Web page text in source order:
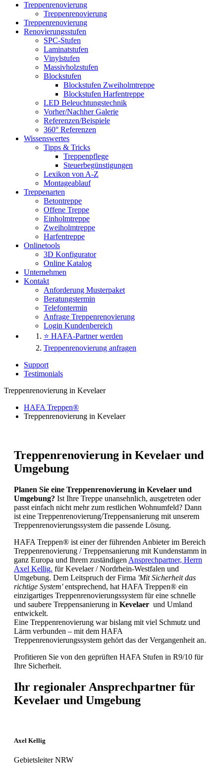
Treppenrenovierung
Treppenrenovierung
Treppenrenovierung
Renovierungsstufen
SPC-Stufen
Laminatstufen
Vinylstufen
Massivholzstufen
Blockstufen
Blockstufen Zweiholmtreppe
Blockstufen Harfentreppe
LED Beleuchtungstechnik
Vorher/Nachher Galerie
Referenzen/Beispiele
360° Referenzen
Wissenswertes
Tipps & Tricks
Treppenpflege
Steuerbegünstigungen
Lexikon von A-Z
Montageablauf
Treppenarten
Betontreppe
Offene Treppe
Einholmtreppe
Zweiholmtreppe
Harfentreppe
Onlinetools
3D Konfigurator
Online Katalog
Unternehmen
Kontakt
Anforderung Musterpaket
Beratungstermin
Telefontermin
Anfrage Treppenrenovierung
Login Kundenbereich
⭐ HAFA-Partner werden
Treppenrenovierung anfragen
Support
Testimonials
Treppenrenovierung in Kevelaer
HAFA Treppen®
Treppenrenovierung in Kevelaer
Treppenrenovierung in Kevelaer und
Umgebung
Planen Sie eine Treppenrenovierung in Kevelaer und
Umgebung? Ist Ihre Treppe unansehnlich, ausgetreten oder
passt einfach nicht mehr zum restlichen Wohnumfeld? Dann
ist eine Treppenrenovierung/Treppensanierung mit unserem
Treppenrenovierungssystem die passende Lösung.
HAFA Treppen® ist einer der führenden Anbieter im Bereich
Treppenrenovierung / Treppensanierung mit Kundenstamm in
ganz Europa und Ihrem zuständigen Ansprechpartner, Herrn
Axel Kellig. für Kevelaer / Nordrhein-Westfalen und
Umgebung. Dem Leitspruch der Firma 'Mit Sicherheit das
richtige System'entsprechend, hat HAFA Treppen® ein
einzigartiges Treppenrenovierungssystem für eine schnelle
und saubere Treppensanierung in Kevelaer und Umland
entwickelt.
Eine Treppenrenovierung war bislang mit viel Schmutz und
Lärm verbunden – mit dem HAFA
Treppenrenovierungssystem gehört das der Vergangenheit an.
Profitieren Sie von den geprüften HAFA Stufen in R9/10 für
Ihre Sicherheit.
Ihr regionaler Ansprechpartner für
Kevelaer und Umgebung
Axel Kellig
Gebietsleiter NRW